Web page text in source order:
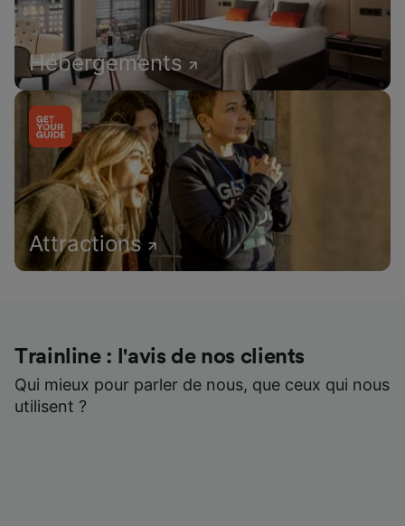
Hébergements
Attractions
Trainline : l'avis de nos clients
Qui mieux pour parler de nous, que ceux qui nous
utilisent ?